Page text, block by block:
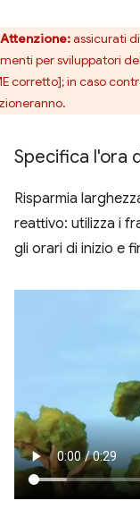
Attenzione:assicurati
per sviluppatori
corretto]; in caso
Specifica l'ora
Risparmia
reattivo: utilizza i
gli orari di inizio e